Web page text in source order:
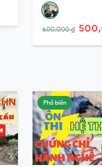
600,000 ₫
Phổ biến